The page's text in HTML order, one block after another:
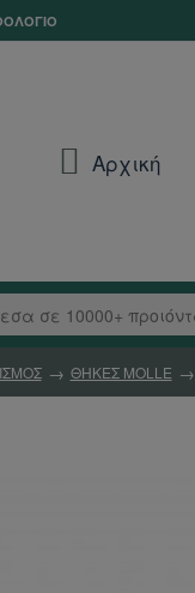
Αρχική
ΘΗΚΕΣ MOLLE